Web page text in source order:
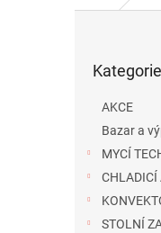
kategorie
Kategorie
AKCE
Bazar a
MYCÍ
CHLADICÍ
STOLNÍ